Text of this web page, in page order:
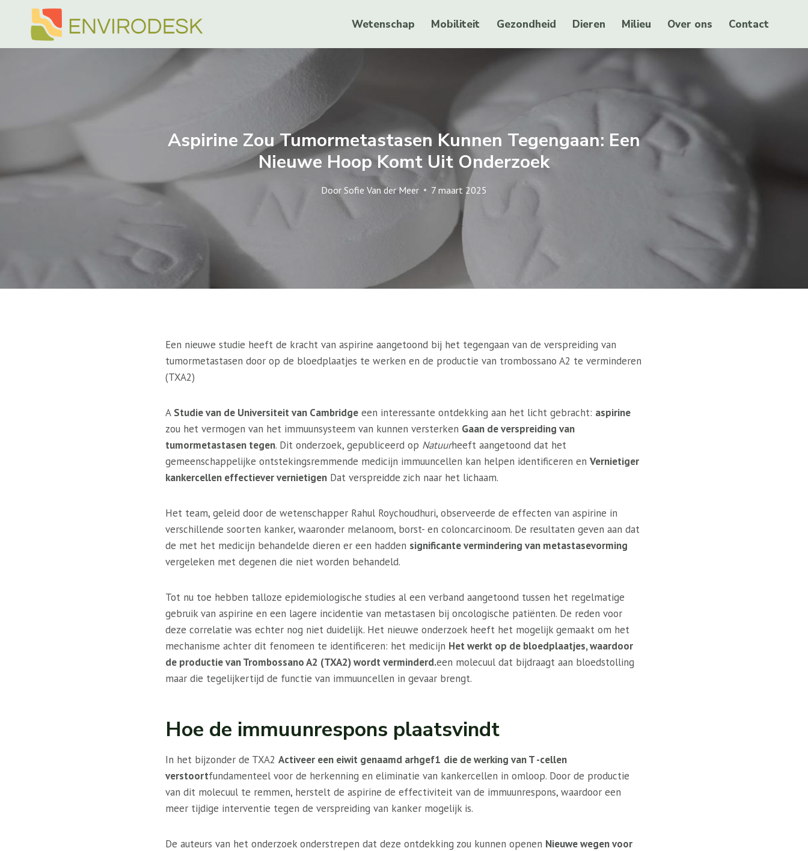
Doorgaan
Wetenschap Mobiliteit Gezondheid Dieren Milieu Over ons Contact
Aspirine Zou Tumormetastasen Kunnen Tegengaan: Een
Nieuwe Hoop Komt Uit Onderzoek
Door Sofie Van der Meer 7 maart 2025
Een nieuwe studie heeft de kracht van aspirine aangetoond bij het tegengaan van de verspreiding van
tumormetastasen door op de bloedplaatjes te werken en de productie van trombossano A2 te verminderen
(TXA2)
A Studie van de Universiteit van Cambridge een interessante ontdekking aan het licht gebracht: aspirine
zou het vermogen van het immuunsysteem van kunnen versterken Gaan de verspreiding van
tumormetastasen tegen. Dit onderzoek, gepubliceerd op Natuurheeft aangetoond dat het
gemeenschappelijke ontstekingsremmende medicijn immuuncellen kan helpen identificeren en Vernietiger
kankercellen effectiever vernietigen Dat verspreidde zich naar het lichaam.
Het team, geleid door de wetenschapper Rahul Roychoudhuri, observeerde de effecten van aspirine in
verschillende soorten kanker, waaronder melanoom, borst- en coloncarcinoom. De resultaten geven aan dat
de met het medicijn behandelde dieren er een hadden significante vermindering van metastasevorming
vergeleken met degenen die niet worden behandeld.
Tot nu toe hebben talloze epidemiologische studies al een verband aangetoond tussen het regelmatige
gebruik van aspirine en een lagere incidentie van metastasen bij oncologische patiënten. De reden voor
deze correlatie was echter nog niet duidelijk. Het nieuwe onderzoek heeft het mogelijk gemaakt om het
mechanisme achter dit fenomeen te identificeren: het medicijn Het werkt op de bloedplaatjes, waardoor
de productie van Trombossano A2 (TXA2) wordt verminderd.een molecuul dat bijdraagt ​​aan bloedstolling
maar die tegelijkertijd de functie van immuuncellen in gevaar brengt.
Hoe de immuunrespons plaatsvindt
In het bijzonder de TXA2 Activeer een eiwit genaamd arhgef1 die de werking van T -cellen
verstoortfundamenteel voor de herkenning en eliminatie van kankercellen in omloop. Door de productie
van dit molecuul te remmen, herstelt de aspirine de effectiviteit van de immuunrespons, waardoor een
meer tijdige interventie tegen de verspreiding van kanker mogelijk is.
De auteurs van het onderzoek onderstrepen dat deze ontdekking zou kunnen openen Nieuwe wegen voor